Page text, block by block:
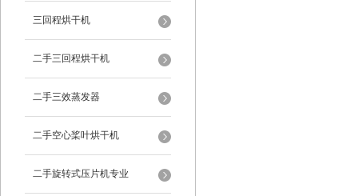
三回程烘干机
二手三回程烘干机
二手三效蒸发器
二手空心桨叶烘干机
二手旋转式压片机专业